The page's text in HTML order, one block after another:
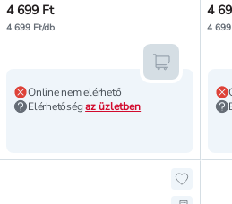
4 699 Ft
4 699 Ft/db
Online nem elérhető
Elérhetőségaz üzletben
Kosárba
4
4